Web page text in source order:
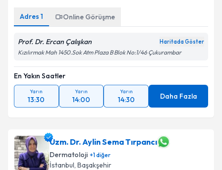
Adres 1 Online Görüşme
Prof. Dr. Ercan Çalışkan Haritada Göster
Kızılırmak Mah 1450.Sok Atm Plaza B Blok No:1/46 Çukurambar
En Yakın Saatler
Yarın
13:30
Yarın
14:00
Yarın
14:30 Daha Fazla
Uzm. Dr. Aylin Sema Tırpancı
Dermatoloji +1diğer
İstanbul, Başakşehir